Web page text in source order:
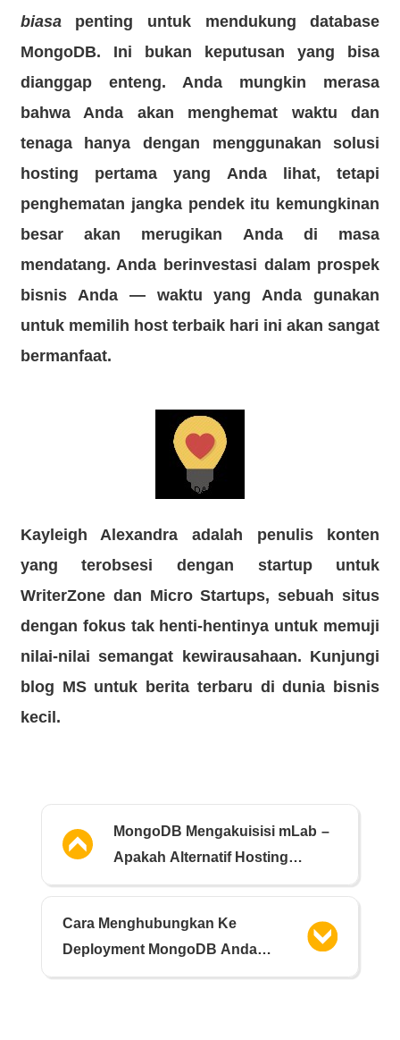
biasa penting untuk mendukung database
MongoDB. Ini bukan keputusan yang bisa
dianggap enteng. Anda mungkin merasa
bahwa Anda akan menghemat waktu dan
tenaga hanya dengan menggunakan solusi
hosting pertama yang Anda lihat, tetapi
penghematan jangka pendek itu kemungkinan
besar akan merugikan Anda di masa
mendatang. Anda berinvestasi dalam prospek
bisnis Anda — waktu yang Anda gunakan
untuk memilih host terbaik hari ini akan sangat
bermanfaat.
Kayleigh Alexandra adalah penulis konten
yang terobsesi dengan startup untuk
WriterZone dan Micro Startups, sebuah situs
dengan fokus tak henti-hentinya untuk memuji
nilai-nilai semangat kewirausahaan. Kunjungi
blog MS untuk berita terbaru di dunia bisnis
kecil.
MongoDB Mengakuisisi mLab –
Apakah Alternatif Hosting
MongoDB yang Berbeda?
Cara Menghubungkan Ke
Deployment MongoDB Anda
Menggunakan Robo 3T GUI